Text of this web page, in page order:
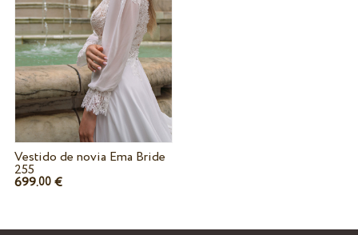
Vestido de novia Ema Bride
255
699.00€